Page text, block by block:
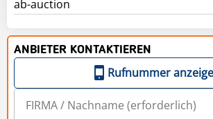
ANBIETER KONTAKTIEREN
Rufnummer